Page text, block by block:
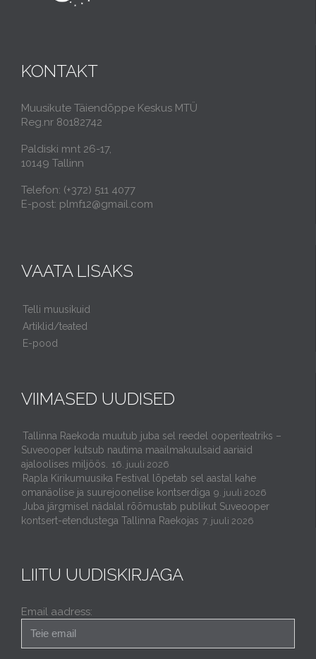
KONTAKT
Muusikute Täiendõppe Keskus MTÜ
Reg.nr 80182742
Paldiski mnt 26-17,
10149 Tallinn
Telefon: (+372) 511 4077
E-post: plmf12@gmail.com
VAATA LISAKS
Telli muusikuid
Artiklid/teated
E-pood
VIIMASED UUDISED
Tallinna Raekoda muutub juba sel reedel ooperiteatriks –
Suveooper kutsub nautima maailmakuulsaid aariaid
ajaloolises miljöös.
16. juuli 2026
Rapla Kirikumuusika Festival lõpetab sel aastal kahe
omanäolise ja suurejoonelise kontserdiga 9. juuli 2026
Juba järgmisel nädalal rõõmustab publikut Suveooper
kontsert-etendustega Tallinna Raekojas 7. juuli 2026
LIITU UUDISKIRJAGA
Email aadress: